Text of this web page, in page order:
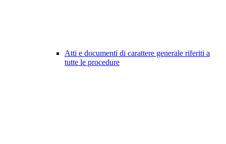
Atti e documenti di carattere generale riferiti a
tutte le procedure